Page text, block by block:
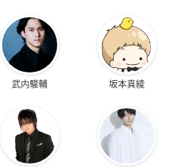
武内駿輔 坂本真綾